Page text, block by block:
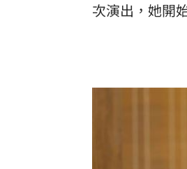
次演出，她開